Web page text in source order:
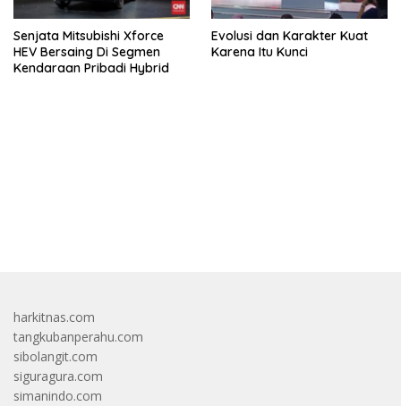
Senjata Mitsubishi Xforce
HEV Bersaing Di Segmen
Kendaraan Pribadi Hybrid
Evolusi dan Karakter Kuat
Karena Itu Kunci
harkitnas.com
tangkubanperahu.com
sibolangit.com
siguragura.com
simanindo.com